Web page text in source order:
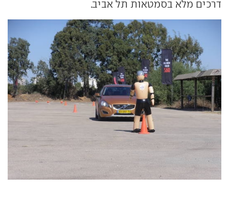
דרכים מלא בסמטאות תל אביב.